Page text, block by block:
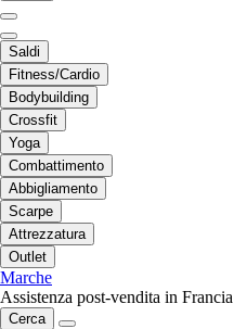
Saldi
Fitness/Cardio
Bodybuilding
Crossfit
Yoga
Combattimento
Abbigliamento
Scarpe
Attrezzatura
Outlet
Marche
Assistenza post-vendita in Francia
Cerca